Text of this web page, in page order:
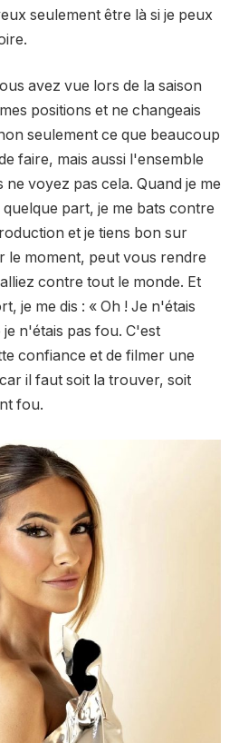
seulement être là si je peux
avez vue lors de la saison
positions et ne changeais
seulement ce que beaucoup
faire, mais aussi l'ensemble
voyez pas cela. Quand je me
part, je me bats contre
et je tiens bon sur
le moment, peut vous rendre
contre tout le monde. Et
je me dis : « Oh ! Je n'étais
n'étais pas fou. C'est
confiance et de filmer une
il faut soit la trouver, soit
fou.